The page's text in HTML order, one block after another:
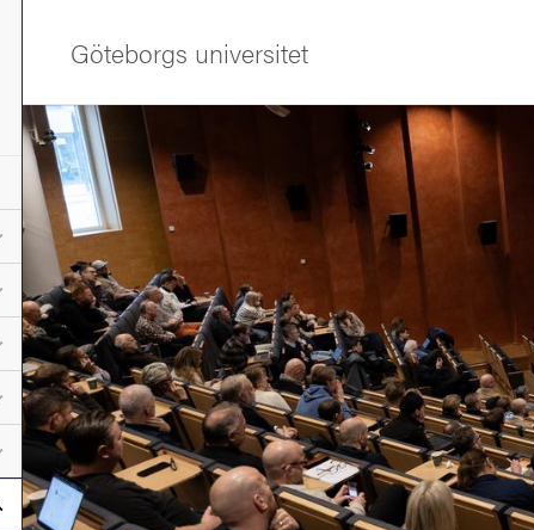
Undermeny för Studera
Undermeny för Forskning
Undermeny för Forskarutbildning
Undermeny för Samverkan och innovation
Undermeny för Om universitetet
Undermeny för Aktuellt
Göteborgs universitet
Bild